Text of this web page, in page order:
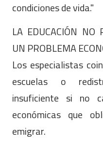
condiciones de vida."
LA EDUCACIÓN NO
UN PROBLEMA
Los especialistas
escuelas o
insuficiente si no
económicas que
emigrar.